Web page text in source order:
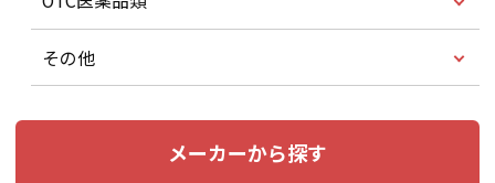
その他
メーカーから探す